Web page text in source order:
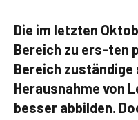
Die im letzten
Bereich zu ers-ten
Bereich zuständige
Herausnahme von
besser abbilden.